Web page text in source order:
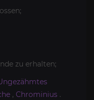
zu erhalten;
, Chrominius .